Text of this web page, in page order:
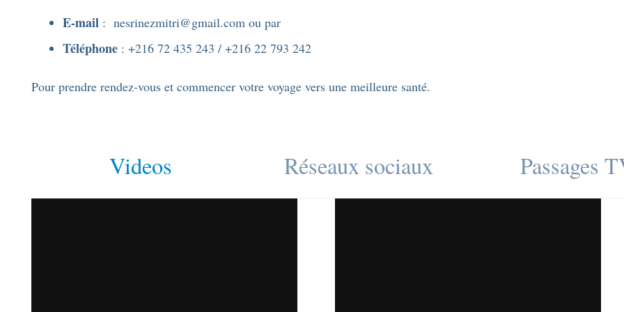
E-mail : nesrinezmitri@gmail.com ou par
Téléphone : +216 72 435 243 / +216 22 793 242
Pour prendre rendez-vous et commencer votre voyage vers une meilleure santé.
Videos Réseaux sociaux Passages